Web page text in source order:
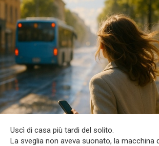
Uscì di casa più tardi del solito.
La sveglia non aveva suonato, la macchina